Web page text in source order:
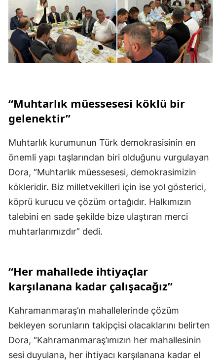
“Muhtarlık müessesesi köklü bir
gelenektir”
Muhtarlık kurumunun Türk demokrasisinin en
önemli yapı taşlarından biri olduğunu vurgulayan
Dora, “Muhtarlık müessesesi, demokrasimizin
kökleridir. Biz milletvekilleri için ise yol gösterici,
köprü kurucu ve çözüm ortağıdır. Halkımızın
talebini en sade şekilde bize ulaştıran merci
muhtarlarımızdır” dedi.
“Her mahallede ihtiyaçlar
karşılanana kadar çalışacağız”
Kahramanmaraş’ın mahallelerinde çözüm
bekleyen sorunların takipçisi olacaklarını belirten
Dora, “Kahramanmaraş’ımızın her mahallesinin
sesi duyulana, her ihtiyacı karşılanana kadar el